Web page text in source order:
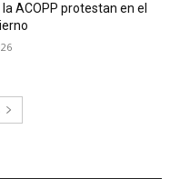
ACOPP protestan en el